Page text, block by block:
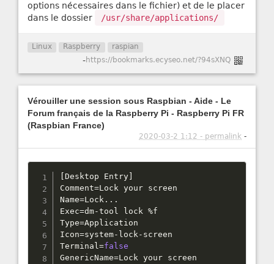
options nécessaires dans le fichier) et de le placer
dans le dossier
/usr/share/applications/
Linux Raspberry raspian
-https://bookmarks.ecyseo.net/?94sXNQ
Vérouiller une session sous Raspbian - Aide - Le
Forum français de la Raspberry Pi - Raspberry Pi FR
(Raspbian France)
2020-03-2 1:12 - permalink -
[Desktop Entry
Comment=Lock your screen
Name=Lock . . .
Exec=dm-tool lock %f
Type=Application
Icon=system- lock- screen
Terminal=false
GenericName=Lock your screen